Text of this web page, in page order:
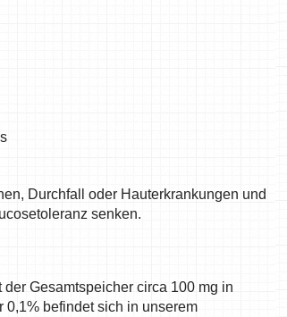
Durchfall oder Hauterkrankungen und
senken.
Gesamtspeicher circa 100 mg in
0,1% befindet sich in unserem